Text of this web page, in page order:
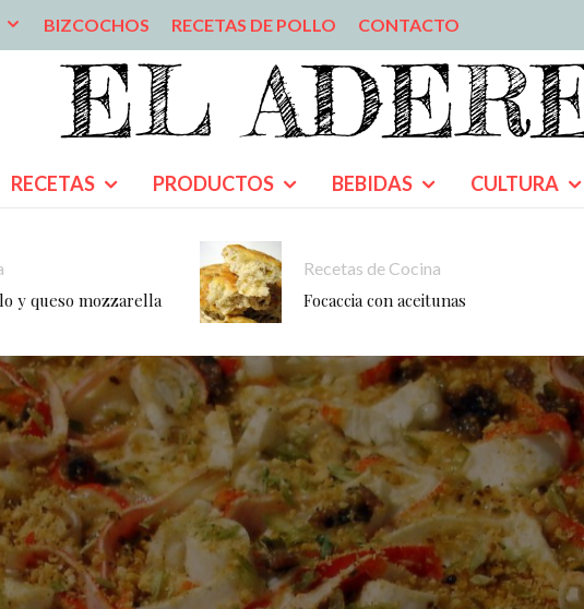
BIZCOCHOS RECETAS DE POLLO CONTACTO
RECETAS PRODUCTOS BEBIDAS CULTURA
y queso mozzarella
Recetas de Cocina
Focaccia con aceitunas